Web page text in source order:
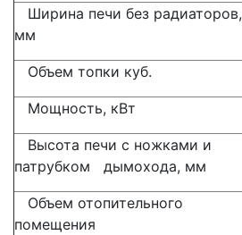
Ширина печи без радиаторов,
мм
Объем топки куб.
Мощность, кВт
Высота печи с ножками и
патрубком дымохода, мм
Объем отопительного
помещения